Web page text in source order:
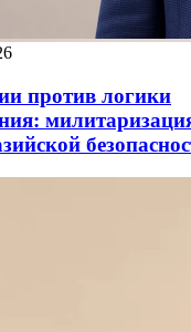
против логики